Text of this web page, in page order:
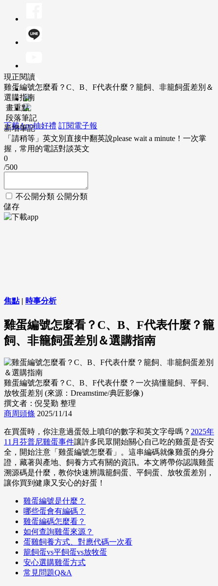
下載App抽好禮 訂閱電子報
現正閱讀
雞蛋編號怎麼看？C、B、F代表什麼？籠飼、非籠飼蛋差別＆
選購指南
畫重點
段落筆記
新增筆記
「請稍等」英文別直接中翻英說please wait a minute！一次掌
握，常用的電話對談英文
0
/500
不公開分類 公開分類
儲存
焦點| 時事分析
雞蛋編號怎麼看？C、B、F代表什麼？籠
飼、非籠飼蛋差別＆選購指南
雞蛋編號怎麼看？C、B、F代表什麼？一次搞懂籠飼、平飼、
放牧蛋差別 (來源：Dreamstime/典匠影像)
撰文者：倪旻勤 整理
商周頭條 2025/11/14
在買蛋時，你注意過蛋殼上噴印的數字和英文字母嗎？ 2025年
11月芬普尼雞蛋事件讓許多民眾開始關心自己吃的雞蛋是否安
全，開始注意「雞蛋編號怎麼看」。這串編碼就像雞蛋的身分
證，藏著與產地、飼養方式有關的資訊。本文將帶你認識雞蛋
溯源碼是什麼，教你快速辨識籠飼蛋、平飼蛋、放牧蛋差別，
讓你買到健康又安心的好蛋！
雞蛋編號是什麼？
哪些蛋會有編碼？
雞蛋編碼怎麼看？
如何查詢雞蛋來源？
蛋雞飼養方式、對應代碼一次看
籠飼蛋vs平飼蛋vs放牧蛋
安心選購雞蛋方式
常見問題Q&A